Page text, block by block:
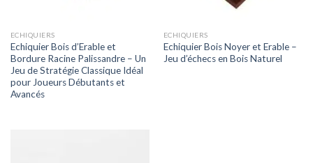
ECHIQUIERS
Echiquier Bois d’Erable et
Bordure Racine Palissandre – Un
Jeu de Stratégie Classique Idéal
pour Joueurs Débutants et
Avancés
ECHIQUIERS
Echiquier Bois Noyer et Erable –
Jeu d’échecs en Bois Naturel